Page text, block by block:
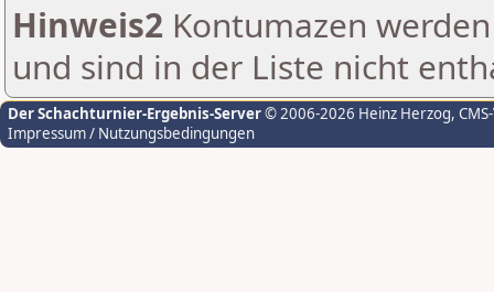
Hinweis2 Kontumazen
und sind in der Liste nicht
Der Schachturnier-Ergebnis-Server© 2006-2026 Heinz Herzog,
Impressum / Nutzungsbedingungen